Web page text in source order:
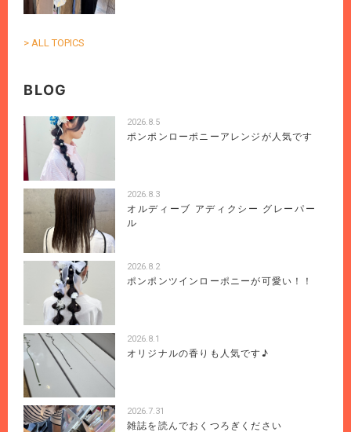
> ALL TOPICS
BLOG
2026.8.5
ポンポンローポニーアレンジが人気です
2026.8.3
オルディーブ アディクシー グレーパー
ル
2026.8.2
ポンポンツインローポニーが可愛い！！
2026.8.1
オリジナルの香りも人気です♪
2026.7.31
雑誌を読んでおくつろぎください